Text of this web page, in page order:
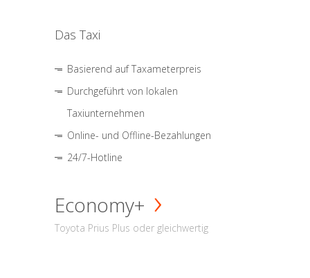
Das Taxi
Basierend auf Taxameterpreis
Durchgeführt von lokalen
Taxiunternehmen
Online- und Offline-Bezahlungen
24/7-Hotline
Economy+
Toyota Prius Plus oder gleichwertig